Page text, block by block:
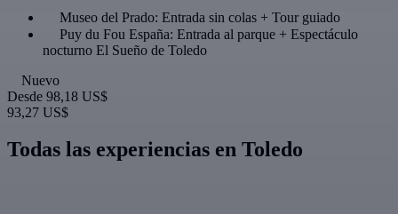
Museo del Prado: Entrada sin colas + Tour guiado
Puy du Fou España: Entrada al parque + Espectáculo
nocturno El Sueño de Toledo
Nuevo
Desde 98,18 US$
93,27 US$
Todas las experiencias en Toledo